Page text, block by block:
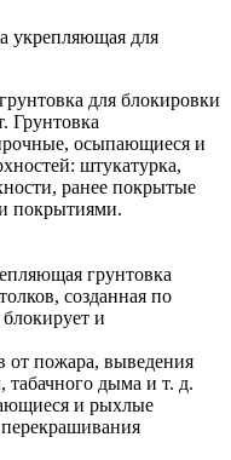
укрепляющая для
для блокировки
Грунтовка
осыпающиеся и
штукатурка,
ранее покрытые
покрытиями.
грунтовка
созданная по
и
от пожара, выведения
табачного дыма и т. д.
и рыхлые